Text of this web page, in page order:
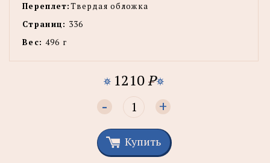
Переплет:Твердая обложка
Страниц: 336
Вес: 496 г
1210P
- +
Купить